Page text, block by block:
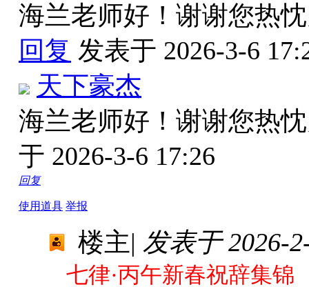
海兰老师好！谢谢您热
回复 发表于 2026-3-6
天下豪杰
海兰老师好！谢谢您热
于 2026-3-6 17:26
回复
使用道具 举报
楼主| 发表于 2026-
七律·丙午新春祝辞集锦